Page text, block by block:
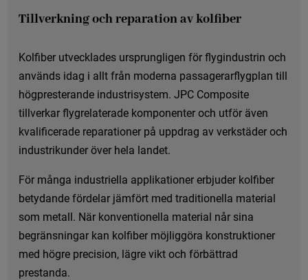
Tillverkning och reparation av kolfiber
Kolfiber utvecklades ursprungligen för flygindustrin och
används idag i allt från moderna passagerarflygplan till
högpresterande industrisystem. JPC Composite
tillverkar flygrelaterade komponenter och utför även
kvalificerade reparationer på uppdrag av verkstäder och
industrikunder över hela landet.
För många industriella applikationer erbjuder kolfiber
betydande fördelar jämfört med traditionella material
som metall. När konventionella material når sina
begränsningar kan kolfiber möjliggöra konstruktioner
med högre precision, lägre vikt och förbättrad
prestanda.